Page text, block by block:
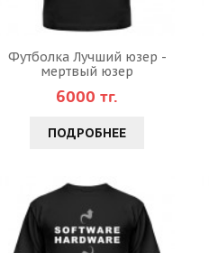
Футболка Лучший юзер -
мертвый юзер
6000 тг.
ПОДРОБНЕЕ